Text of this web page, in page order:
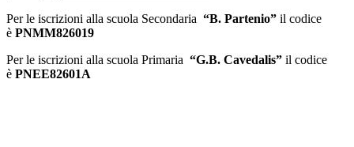
Per le iscrizioni alla scuola Secondaria “B. Partenio” il codice
è PNMM826019
Per le iscrizioni alla scuola Primaria “G.B. Cavedalis” il codice
è PNEE82601A